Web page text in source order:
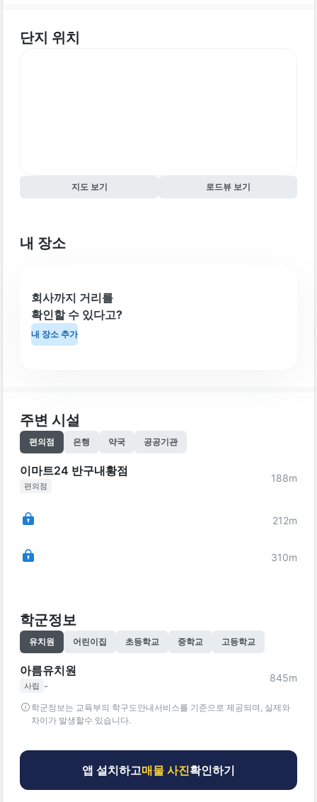
단지 위치
지도 보기 로드뷰 보기
내 장소
회사까지 거리를
확인할 수 있다고?
내 장소 추가
주변 시설
편의점 은행 약국 공공기관
이마트24 반구내황점
편의점
188m
212m
310m
학군정보
유치원 어린이집 초등학교 중학교 고등학교
아름유치원
사립 -
845m
학군정보는 교육부의 학구도안내서비스를 기준으로 제공되며, 실제와
차이가 발생할수 있습니다.
앱 설치하고매물 사진확인하기